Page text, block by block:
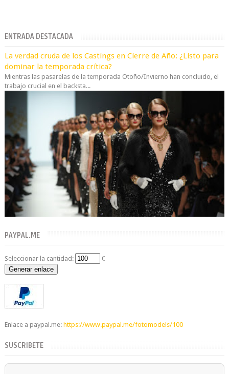
ENTRADA DESTACADA
La verdad cruda de los Castings en Cierre de Año: ¿Listo para
dominar la temporada crítica?
Mientras las pasarelas de la temporada Otoño/Invierno han concluido, el
trabajo crucial en el backsta...
PAYPAL.ME
Seleccionar la cantidad:
€
Generar enlace
Enlace a paypal.me: https://www.paypal.me/fotomodels/100
SUSCRIBETE